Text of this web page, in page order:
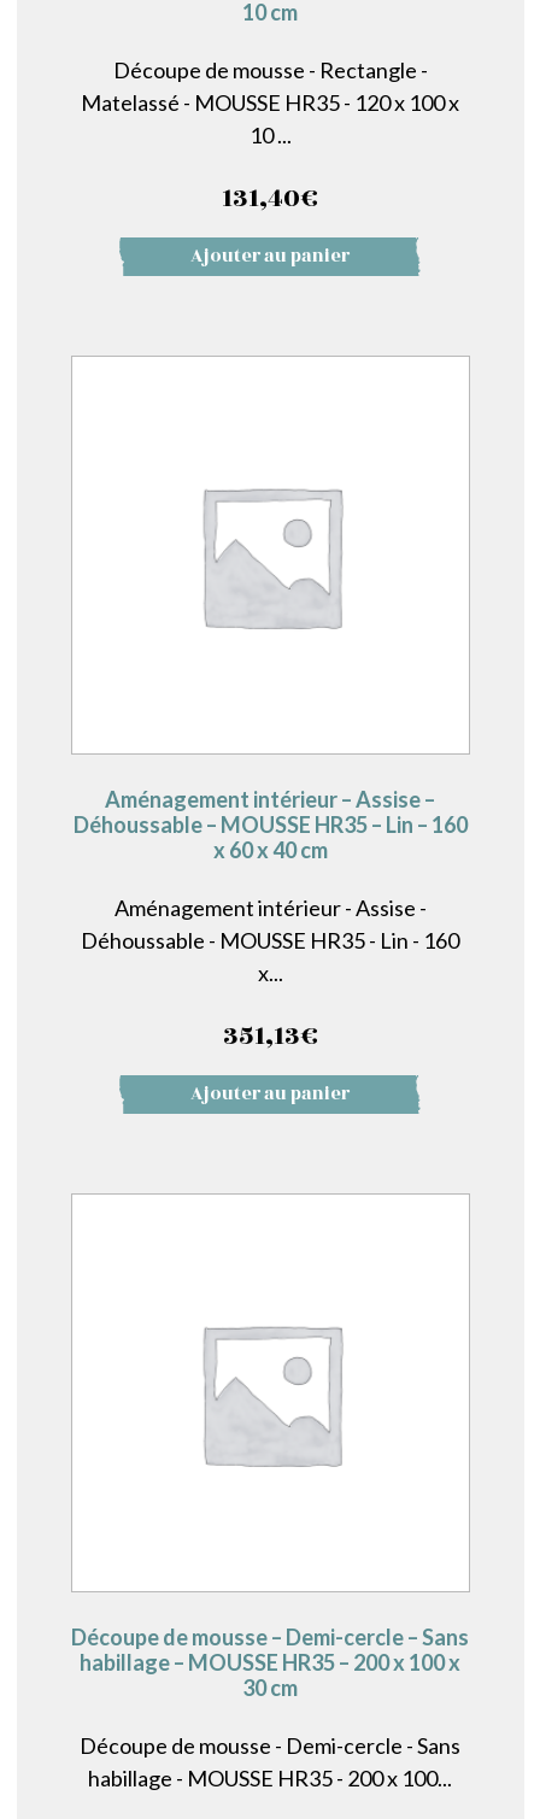
10 cm
Découpe de mousse - Rectangle -
Matelassé - MOUSSE HR35 - 120 x 100 x
10 ...
131,40€
Ajouter au panier
Aménagement intérieur – Assise –
Déhoussable – MOUSSE HR35 – Lin – 160
x 60 x 40 cm
Aménagement intérieur - Assise -
Déhoussable - MOUSSE HR35 - Lin - 160
x...
351,13€
Ajouter au panier
Découpe de mousse – Demi-cercle – Sans
habillage – MOUSSE HR35 – 200 x 100 x
30 cm
Découpe de mousse - Demi-cercle - Sans
habillage - MOUSSE HR35 - 200 x 100...